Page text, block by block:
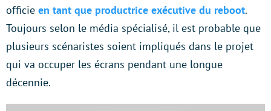
officie en tant que productrice exécutive du reboot.
Toujours selon le média spécialisé, il est probable que
plusieurs scénaristes soient impliqués dans le projet
qui va occuper les écrans pendant une longue
décennie.